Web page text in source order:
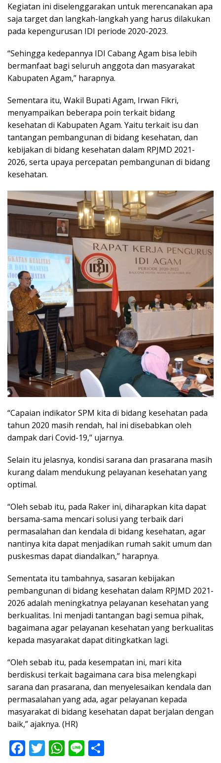
Kegiatan ini diselenggarakan untuk merencanakan apa
saja target dan langkah-langkah yang harus dilakukan
pada kepengurusan IDI periode 2020-2023.
“Sehingga kedepannya IDI Cabang Agam bisa lebih
bermanfaat bagi seluruh anggota dan masyarakat
Kabupaten Agam,” harapnya.
Sementara itu, Wakil Bupati Agam, Irwan Fikri,
menyampaikan beberapa poin terkait bidang
kesehatan di Kabupaten Agam. Yaitu terkait isu dan
tantangan pembangunan di bidang kesehatan, dan
kebijakan di bidang kesehatan dalam RPJMD 2021-
2026, serta upaya percepatan pembangunan di bidang
kesehatan.
“Capaian indikator SPM kita di bidang kesehatan pada
tahun 2020 masih rendah, hal ini disebabkan oleh
dampak dari Covid-19,” ujarnya.
Selain itu jelasnya, kondisi sarana dan prasarana masih
kurang dalam mendukung pelayanan kesehatan yang
optimal.
“Oleh sebab itu, pada Raker ini, diharapkan kita dapat
bersama-sama mencari solusi yang terbaik dari
permasalahan dan kendala di bidang kesehatan, agar
nantinya kita dapat menjadikan rumah sakit umum dan
puskesmas dapat diandalkan,” harapnya.
Sementata itu tambahnya, sasaran kebijakan
pembangunan di bidang kesehatan dalam RPJMD 2021-
2026 adalah meningkatnya pelayanan kesehatan yang
berkualitas. Ini menjadi tantangan bagi semua pihak,
bagaimana agar pelayanan kesehatan yang berkualitas
kepada masyarakat dapat ditingkatkan lagi.
“Oleh sebab itu, pada kesempatan ini, mari kita
berdiskusi terkait bagaimana cara bisa melengkapi
sarana dan prasarana, dan menyelesaikan kendala dan
permasalahan yang ada, agar pelayanan kepada
masyarakat di bidang kesehatan dapat berjalan dengan
baik,” ajaknya. (HR)
F T W Li